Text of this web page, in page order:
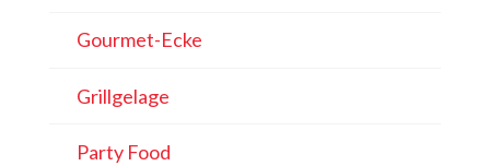
Gourmet-Ecke
Grillgelage
Party Food